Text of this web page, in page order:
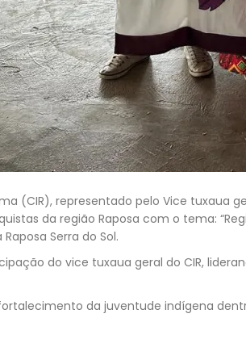
(CIR), representado pelo Vice tuxaua
da região Raposa com o tema:
Serra do Sol.
do vice tuxaua geral do CIR,
da juventude indígena